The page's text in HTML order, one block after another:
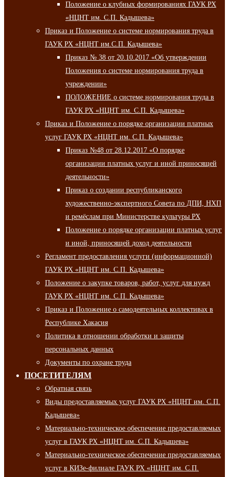
Положение о клубных формированиях ГАУК РХ
«НЦНТ им. С.П. Кадышева»
Приказ и Положение о системе нормирования труда в
ГАУК РХ «НЦНТ им.С.П. Кадышева»
Приказ № 38 от 20.10.2017 «Об утверждении
Положения о системе нормирования труда в
учреждении»
ПОЛОЖЕНИЕ о системе нормирования труда в
ГАУК РХ «НЦНТ им. С.П. Кадышева»
Приказ и Положение о порядке организации платных
услуг ГАУК РХ «НЦНТ им. С.П. Кадышева»
Приказ №48 от 28.12.2017 «О порядке
организации платных услуг и иной приносящей
деятельности»
Приказ о создании республиканского
художественно-экспертного Совета по ДПИ, НХП
и ремёслам при Министерстве культуры РХ
Положение о порядке организации платных услуг
и иной, приносящей доход деятельности
Регламент предоставления услуги (информационной)
ГАУК РХ «НЦНТ им. С.П. Кадышева»
Положение о закупке товаров, работ, услуг для нужд
ГАУК РХ «НЦНТ им. С.П. Кадышева»
Приказ и Положение о самодеятельных коллективах в
Республике Хакасия
Политика в отношении обработки и защиты
персональных данных
Документы по охране труда
ПОСЕТИТЕЛЯМ
Обратная связь
Виды предоставляемых услуг ГАУК РХ «НЦНТ им. С.П.
Кадышева»
Материально-техническое обеспечение предоставляемых
услуг в ГАУК РХ «НЦНТ им. С.П. Кадышева»
Материально-техническое обеспечение предоставляемых
услуг в КИЗе-филиале ГАУК РХ «НЦНТ им. С.П.